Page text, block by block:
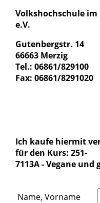
Volkshochschule im
e.V.
Gutenbergstr. 14
66663 Merzig
Tel.: 06861/829100
Fax: 06861/8291020
Ich kaufe hiermit
für den Kurs: 251-
7113A - Vegane
Name, Vorname